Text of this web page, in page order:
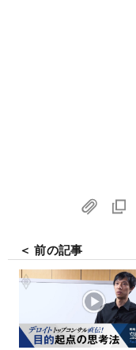
＜ 前の記事